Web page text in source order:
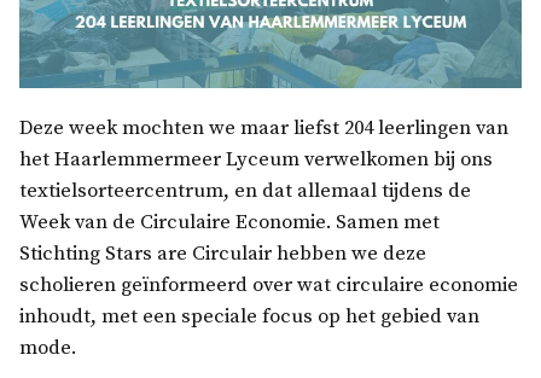
Deze week mochten we maar liefst 204 leerlingen van
het Haarlemmermeer Lyceum verwelkomen bij ons
textielsorteercentrum, en dat allemaal tijdens de
Week van de Circulaire Economie. Samen met
Stichting Stars are Circulair hebben we deze
scholieren geïnformeerd over wat circulaire economie
inhoudt, met een speciale focus op het gebied van
mode.